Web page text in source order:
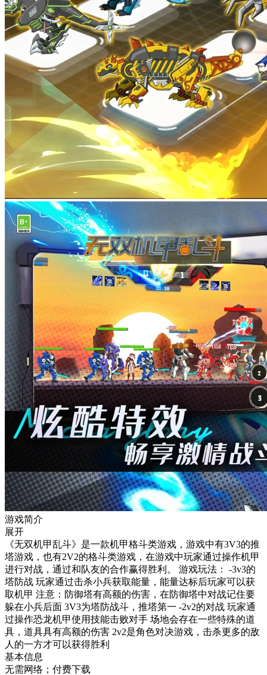
游戏简介
展开
《无双机甲乱斗》是一款机甲格斗类游戏，游戏中有3V3的推
塔游戏，也有2V2的格斗类游戏，在游戏中玩家通过操作机甲
进行对战，通过和队友的合作赢得胜利。 游戏玩法： -3v3的
塔防战 玩家通过击杀小兵获取能量，能量达标后玩家可以获
取机甲 注意：防御塔有高额的伤害，在防御塔中对战记住要
躲在小兵后面 3V3为塔防战斗，推塔第一 -2v2的对战 玩家通
过操作恐龙机甲使用技能击败对手 场地会存在一些特殊的道
具，道具具有高额的伤害 2v2是角色对决游戏，击杀更多的敌
人的一方才可以获得胜利
基本信息
无需网络；付费下载